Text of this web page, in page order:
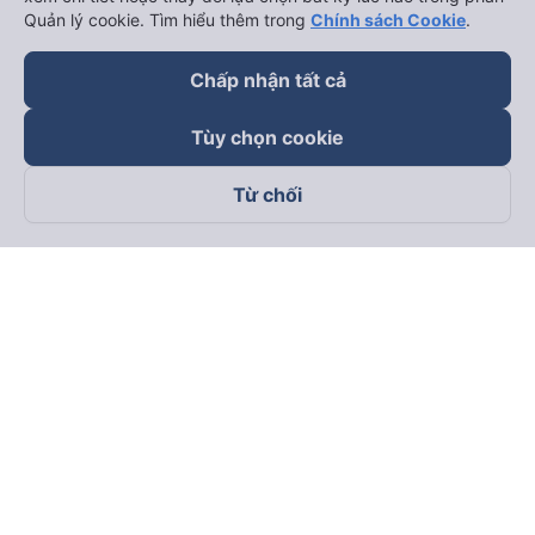
Theo dõi chúng tôi trên
Quản lý cookie. Tìm hiểu thêm trong Chính sách Cookie.
Chấp nhận tất cả
Tùy chọn cookie
Từ chối